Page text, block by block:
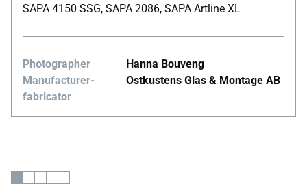
SAPA 4150 SSG, SAPA 2086, SAPA Artline XL
Photographer
Hanna Bouveng
Manufacturer-
fabricator
Ostkustens Glas & Montage AB